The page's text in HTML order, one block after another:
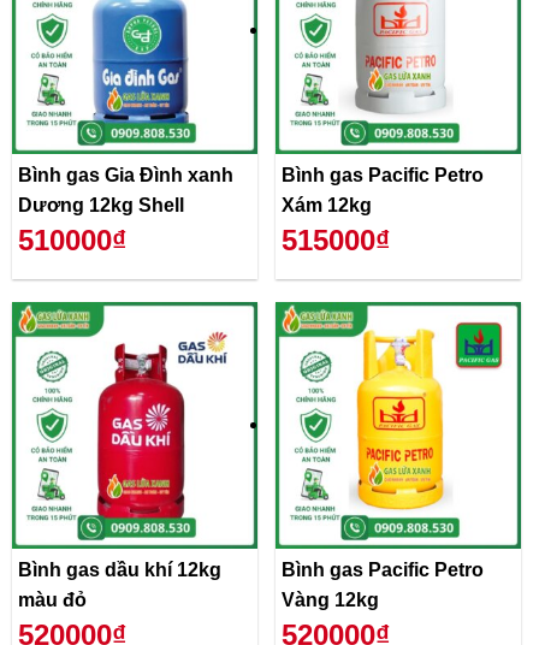
Bình gas Gia Đình xanh
Dương 12kg Shell
510000₫
Bình gas Pacific Petro
Xám 12kg
515000₫
Bình gas dầu khí 12kg
màu đỏ
520000₫
Bình gas Pacific Petro
Vàng 12kg
520000₫